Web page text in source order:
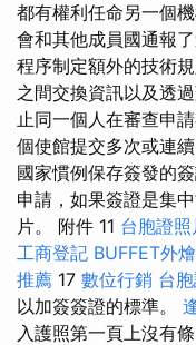
都有權利任命另一個
會和其他成員國通報
程序制定額外的技術
之間交換資訊以及透
止同一個人在審查申
個使館提交多次或連
國家慣例保存簽發的
申請，如果簽證是集
片。 附件 11 台胞證照
工商登記 BUFFET外燴
推薦 17 數位行銷 台
以加簽簽證的標準。
入護照第一頁上沒有